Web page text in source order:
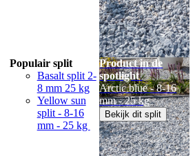
Populair split
Basalt split 2-
8 mm 25 kg
Yellow sun
split - 8-16
mm - 25 kg
Product in de
spotlight
Arctic blue - 8-16
mm - 25 kg
Bekijk dit split